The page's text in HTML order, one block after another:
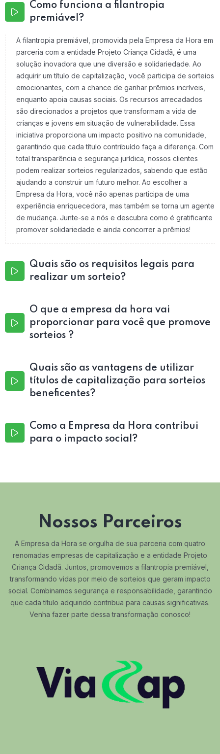
Como funciona a filantropia
premiável?
A filantropia premiável, promovida pela Empresa da Hora em
parceria com a entidade Projeto Criança Cidadã, é uma
solução inovadora que une diversão e solidariedade. Ao
adquirir um título de capitalização, você participa de sorteios
emocionantes, com a chance de ganhar prêmios incríveis,
enquanto apoia causas sociais. Os recursos arrecadados
são direcionados a projetos que transformam a vida de
crianças e jovens em situação de vulnerabilidade. Essa
iniciativa proporciona um impacto positivo na comunidade,
garantindo que cada título contribuído faça a diferença. Com
total transparência e segurança jurídica, nossos clientes
podem realizar sorteios regularizados, sabendo que estão
ajudando a construir um futuro melhor. Ao escolher a
Empresa da Hora, você não apenas participa de uma
experiência enriquecedora, mas também se torna um agente
de mudança. Junte-se a nós e descubra como é gratificante
promover solidariedade e ainda concorrer a prêmios!
Quais são os requisitos legais para
realizar um sorteio?
O que a empresa da hora vai
proporcionar para você que promove
sorteios ?
Quais são as vantagens de utilizar
títulos de capitalização para sorteios
beneficentes?
Como a Empresa da Hora contribui
para o impacto social?
Nossos Parceiros
A Empresa da Hora se orgulha de sua parceria com quatro
renomadas empresas de capitalização e a entidade Projeto
Criança Cidadã. Juntos, promovemos a filantropia premiável,
transformando vidas por meio de sorteios que geram impacto
social. Combinamos segurança e responsabilidade, garantindo
que cada título adquirido contribua para causas significativas.
Venha fazer parte dessa transformação conosco!